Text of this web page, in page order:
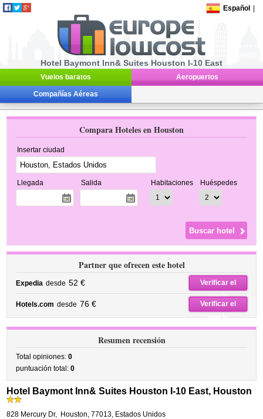
Español
Hotel Baymont Inn& Suites Houston I-10 East
Vuelos baratos Aeropuertos
Compañías Aéreas
Compara Hoteles en Houston
Insertar ciudad
Llegada Salida Habitaciones Huéspedes
Partner que ofrecen este hotel
Expedia desde 52 €
Verificar el
precio
Hotels.com desde 76 €
Verificar el
precio
Resumen recensión
Total opiniones:0
puntuación total:0
Hotel Baymont Inn& Suites Houston I-10 East, Houston
828 Mercury Dr, Houston,77013, Estados Unidos